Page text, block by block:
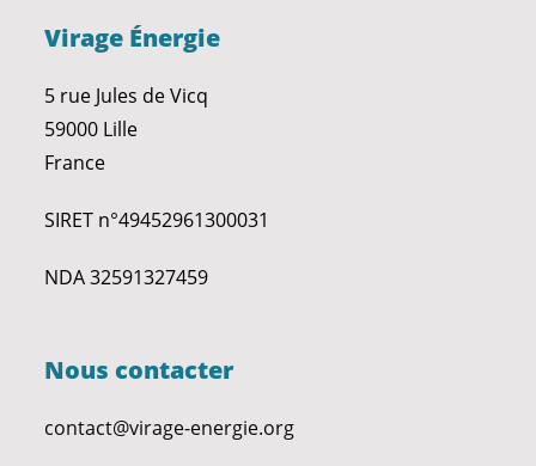
Virage Énergie
5 rue Jules de Vicq
59000 Lille
France
SIRET n°49452961300031
NDA 32591327459
Nous contacter
contact@virage-energie.org